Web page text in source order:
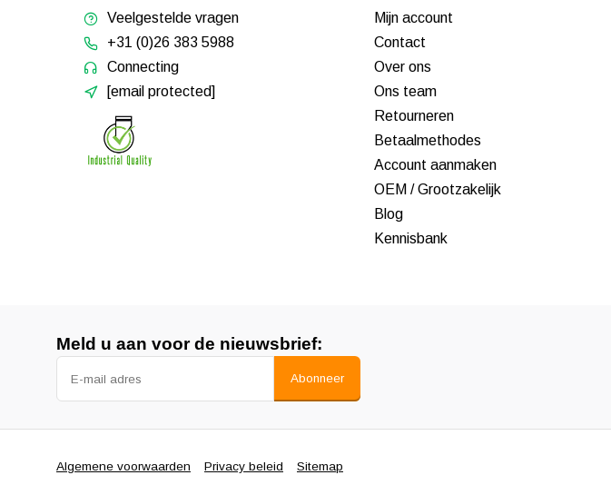
Veelgestelde vragen
+31 (0)26 383 5988
Connecting
[email protected]
Mijn account
Contact
Over ons
Ons team
Retourneren
Betaalmethodes
Account aanmaken
OEM / Grootzakelijk
Blog
Kennisbank
Meld u aan voor de nieuwsbrief:
Abonneer
Algemene voorwaarden Privacy beleid
Sitemap